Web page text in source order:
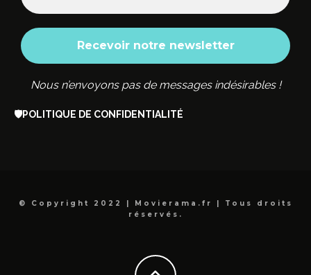
Nous n’envoyons pas de messages indésirables !
🛡️POLITIQUE DE CONFIDENTIALITÉ
© Copyright 2022 | Movierama.fr | Tous droits
réservés.